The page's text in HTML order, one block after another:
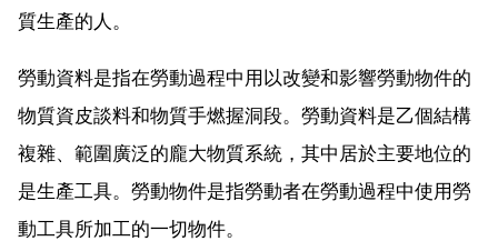
質生產的人。
勞動資料是指在勞動過程中用以改變和影響勞動物件的
物質資皮談料和物質手燃握洞段。勞動資料是乙個結構
複雜、範圍廣泛的龐大物質系統，其中居於主要地位的
是生產工具。勞動物件是指勞動者在勞動過程中使用勞
動工具所加工的一切物件。